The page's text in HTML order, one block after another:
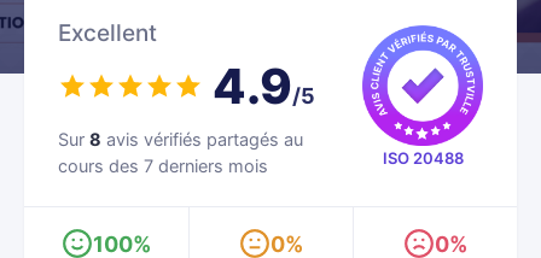
Excellent
4.9/5
Sur 8 avis vérifiés partagés au
cours des 7 derniers mois
ISO 20488
100% 0% 0%